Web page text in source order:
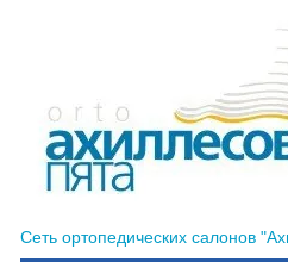
Сеть ортопедических салонов